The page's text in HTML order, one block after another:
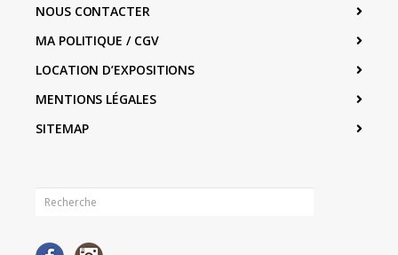
NOUS CONTACTER
MA POLITIQUE / CGV
LOCATION D’EXPOSITIONS
MENTIONS LÉGALES
SITEMAP